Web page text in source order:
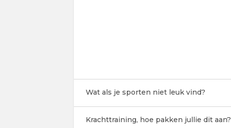
Wat als je sporten niet leuk vind?
Krachttraining, hoe pakken jullie dit aan?